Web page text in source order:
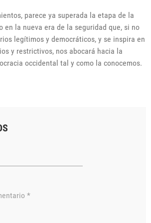
parece ya superada la etapa de la
en la nueva era de la seguridad que, si no
legítimos y democráticos, y se inspira en
y restrictivos, nos abocará hacia la
occidental tal y como la conocemos.
*